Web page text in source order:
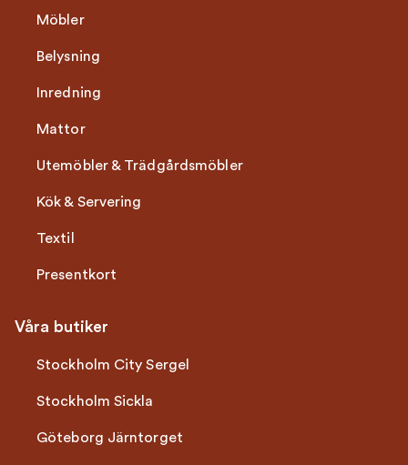
Möbler
Belysning
Inredning
Mattor
Utemöbler & Trädgårdsmöbler
Kök & Servering
Textil
Presentkort
Våra butiker
Stockholm City Sergel
Stockholm Sickla
Göteborg Järntorget